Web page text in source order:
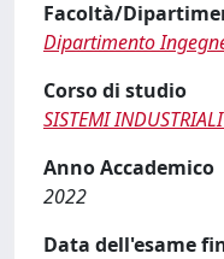
Facoltà/
Dipartimento
Corso di studio
SISTEMI
Anno Accademico
2022
Data dell'esame